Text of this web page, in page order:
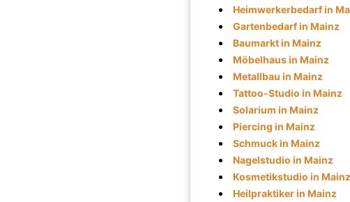
Heimwerkerbedarf in
Gartenbedarf in Mainz
Baumarkt in Mainz
Möbelhaus in Mainz
Metallbau in Mainz
Tattoo-Studio in Mainz
Solarium in Mainz
Piercing in Mainz
Schmuck in Mainz
Nagelstudio in Mainz
Kosmetikstudio in Mainz
Heilpraktiker in Mainz